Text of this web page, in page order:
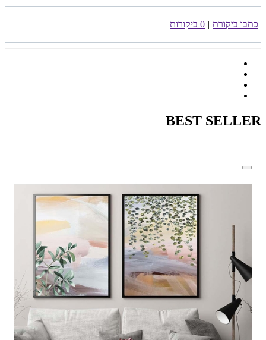
כתבו ביקורת | 0 ביקורות
BEST SELLER